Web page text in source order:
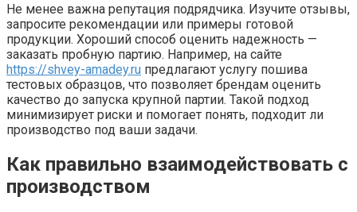
Не менее важна репутация подрядчика. Изучите отзывы,
запросите рекомендации или примеры готовой
продукции. Хороший способ оценить надежность —
заказать пробную партию. Например, на сайте
https://shvey-amadey.ru предлагают услугу пошива
тестовых образцов, что позволяет брендам оценить
качество до запуска крупной партии. Такой подход
минимизирует риски и помогает понять, подходит ли
производство под ваши задачи.
Как правильно взаимодействовать с
производством